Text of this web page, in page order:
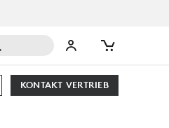
KONTAKT VERTRIEB